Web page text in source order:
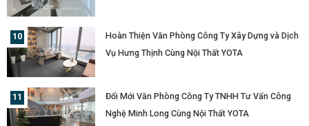
Hoàn Thiện Văn Phòng Công Ty Xây Dựng và Dịch
Vụ Hưng Thịnh Cùng Nội Thất YOTA
Đổi Mới Văn Phòng Công Ty TNHH Tư Vấn Công
Nghệ Minh Long Cùng Nội Thất YOTA